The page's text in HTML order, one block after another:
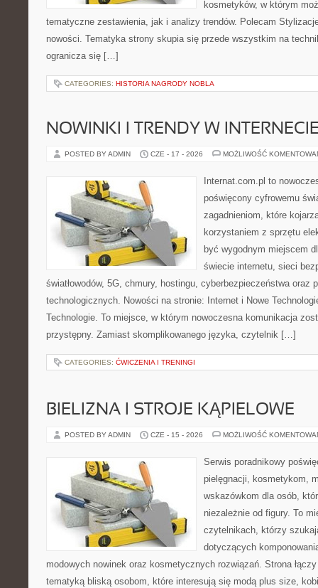
kosmetyków, w którym
tematyczne zestawienia, jak i analizy trendów. Polecam
nowości. Tematyka strony skupia się przede wszystkim na
ogranicza się […]
CATEGORIES: HISTORIA NAGRODY NOBLA
NOWINKI I TRENDY W
POSTED BY ADMIN CZE - 17 - 2026 MOŻLIWOŚĆ
Internat.com.pl to
poświęcony cyfrowemu
zagadnieniom, które
korzystaniem z sprzętu
być wygodnym miejscem
świecie internetu, sieci
światłowodów, 5G, chmury, hostingu, cyberbezpieczeństwa oraz
technologicznych. Nowości na stronie: Internet i Nowe
Technologie. To miejsce, w którym nowoczesna komunikacja
przystępny. Zamiast skomplikowanego języka, czytelnik […]
CATEGORIES: ĆWICZENIA I TRENINGI
BIELIZNA I STROJE KĄPIELOWE
POSTED BY ADMIN CZE - 15 - 2026 MOŻLIWOŚĆ
Serwis poradnikowy
pielęgnacji, kosmetykom,
wskazówkom dla osób,
niezależnie od figury. To
czytelnikach, którzy
dotyczących
modowych nowinek oraz kosmetycznych rozwiązań. Strona
tematyką bliską osobom, które interesują się modą plus size,